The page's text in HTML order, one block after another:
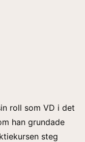
roll som VD i det
han grundade
steg